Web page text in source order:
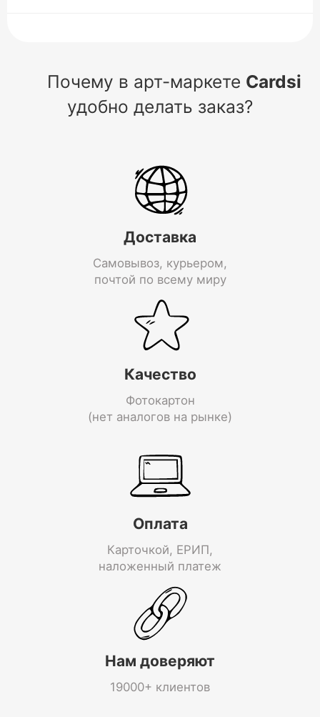
Почему в арт-маркете Cardsi
удобно делать заказ?
Доставка
Самовывоз, курьером,
почтой по всему миру
Качество
Фотокартон
(нет аналогов на рынке)
Оплата
Карточкой, ЕРИП,
наложенный платеж
Нам доверяют
19000+ клиентов